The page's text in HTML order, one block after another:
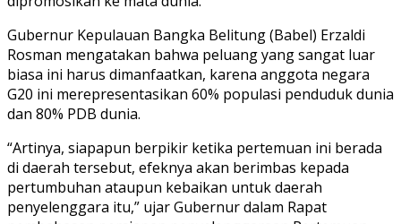
Gubernur Kepulauan Bangka Belitung (Babel) Erzaldi
Rosman mengatakan bahwa peluang yang sangat luar
biasa ini harus dimanfaatkan, karena anggota negara
G20 ini merepresentasikan 60% populasi penduduk dunia
dan 80% PDB dunia.
“Artinya, siapapun berpikir ketika pertemuan ini berada
di daerah tersebut, efeknya akan berimbas kepada
pertumbuhan ataupun kebaikan untuk daerah
penyelenggara itu,” ujar Gubernur dalam Rapat